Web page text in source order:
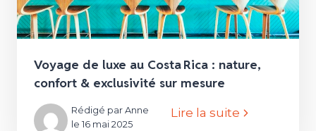
Voyage de luxe au Costa Rica : nature,
confort & exclusivité sur mesure
Rédigé par Anne
le 16 mai 2025
Lire la suite